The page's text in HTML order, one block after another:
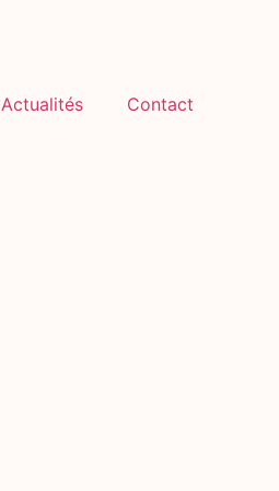
Actualités Contact